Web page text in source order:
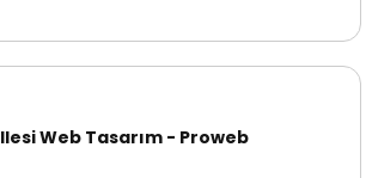
Web Tasarım - Proweb